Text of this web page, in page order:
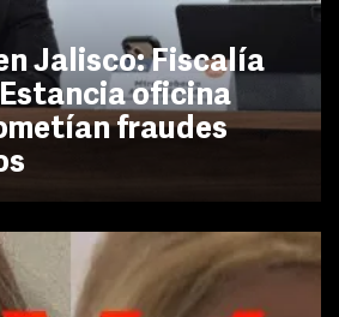
Jalisco: Fiscalía
oficina
fraudes